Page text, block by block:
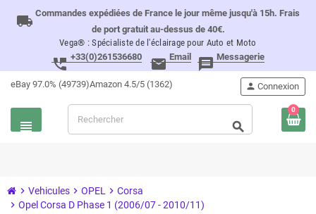
local_shipping Commandes expédiées de France le jour même jusqu'à 15h. Frais
de port gratuit au-dessus de 40€.
Vega® : Spécialiste de l'éclairage pour Auto et Moto
perm_phone_msg +33(0)261536680 email Email message Messagerie
eBay 97.0% (49739)Amazon 4.5/5 (1362)
view_headline
person Connexion
search
0
chevron_right Vehicules chevron_right OPEL chevron_right Corsa
chevron_right Opel Corsa D Phase 1 (2006/07 - 2010/11)